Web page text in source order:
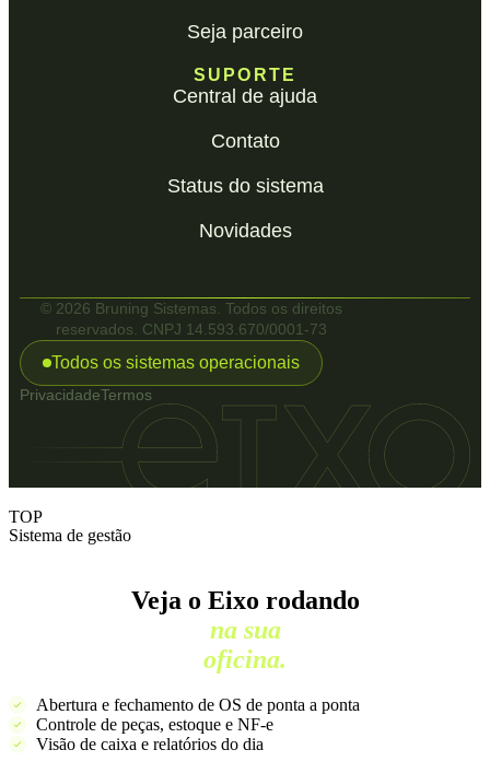
Seja parceiro
SUPORTE
Central de ajuda
Contato
Status do sistema
Novidades
© 2026 Bruning Sistemas. Todos os direitos
reservados. CNPJ 14.593.670/0001-73
Todos os sistemas operacionais
PrivacidadeTermos
TOP
Sistema de gestão
Veja o Eixo rodando
na sua
oficina.
Abertura e fechamento de OS de ponta a ponta
Controle de peças, estoque e NF-e
Visão de caixa e relatórios do dia